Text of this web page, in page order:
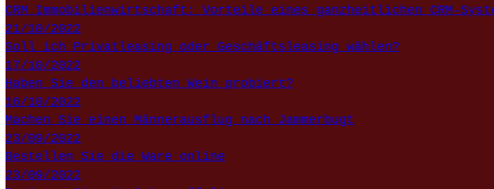
CRM Immobilienwirtschaft: Vorteile eines ganzheitlichen CRM-
21/10/2022
Soll ich Privatleasing oder Geschäftsleasing wählen?
17/10/2022
Haben Sie den beliebten Wein probiert?
16/10/2022
Machen Sie einen Männerausflug nach Jammerbugt
23/09/2022
Bestellen Sie die Ware online
23/09/2022